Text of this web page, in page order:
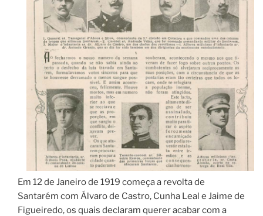
Em 12 de Janeiro de 1919 começa a revolta de
Santarém com Álvaro de Castro, Cunha Leal e Jaime de
Figueiredo, os quais declaram querer acabar com a